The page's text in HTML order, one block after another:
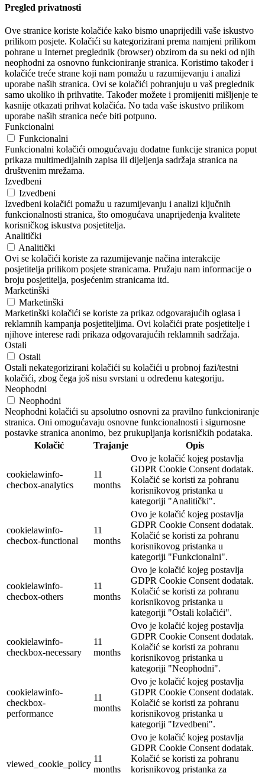
Pregled privatnosti
Ove stranice koriste kolačiće kako bismo unaprijedili vaše iskustvo
prilikom posjete. Kolačići su kategorizirani prema namjeni prilikom
pohrane u Internet preglednik (browser) obzirom da su neki od njih
neophodni za osnovno funkcioniranje stranica. Koristimo također i
kolačiće treće strane koji nam pomažu u razumijevanju i analizi
uporabe naših stranica. Ovi se kolačići pohranjuju u vaš preglednik
samo ukoliko ih prihvatite. Također možete i promijeniti mišljenje te
kasnije otkazati prihvat kolačića. No tada vaše iskustvo prilikom
uporabe naših stranica neće biti potpuno.
Funkcionalni
Funkcionalni
Funkcionalni kolačići omogućavaju dodatne funkcije stranica poput
prikaza multimedijalnih zapisa ili dijeljenja sadržaja stranica na
društvenim mrežama.
Izvedbeni
Izvedbeni
Izvedbeni kolačići pomažu u razumijevanju i analizi ključnih
funkcionalnosti stranica, što omogućava unaprijeđenja kvalitete
korisničkog iskustva posjetitelja.
Analitički
Analitički
Ovi se kolačići koriste za razumijevanje načina interakcije
posjetitelja prilikom posjete stranicama. Pružaju nam informacije o
broju posjetitelja, posjećenim stranicama itd.
Marketinški
Marketinški
Marketinški kolačići se koriste za prikaz odgovarajućih oglasa i
reklamnih kampanja posjetiteljima. Ovi kolačići prate posjetitelje i
njihove interese radi prikaza odgovarajućih reklamnih sadržaja.
Ostali
Ostali
Ostali nekategorizirani kolačići su kolačići u probnoj fazi/testni
kolačići, zbog čega još nisu svrstani u određenu kategoriju.
Neophodni
Neophodni
Neophodni kolačići su apsolutno osnovni za pravilno funkcioniranje
stranica. Oni omogućavaju osnovne funkcionalnosti i sigurnosne
postavke stranica anonimo, bez prukupljanja korisničkih podataka.
Kolačić
Trajanje Opis
cookielawinfo-
checbox-analytics
11
months
Ovo je kolačić kojeg postavlja
GDPR Cookie Consent dodatak.
Kolačić se koristi za pohranu
korisnikovog pristanka u
kategoriji "Analitički".
cookielawinfo-
checbox-functional
11
months
Ovo je kolačić kojeg postavlja
GDPR Cookie Consent dodatak.
Kolačić se koristi za pohranu
korisnikovog pristanka u
kategoriji "Funkcionalni".
cookielawinfo-
checbox-others
11
months
Ovo je kolačić kojeg postavlja
GDPR Cookie Consent dodatak.
Kolačić se koristi za pohranu
korisnikovog pristanka u
kategoriji "Ostali kolačići".
cookielawinfo-
checkbox-necessary
11
months
Ovo je kolačić kojeg postavlja
GDPR Cookie Consent dodatak.
Kolačić se koristi za pohranu
korisnikovog pristanka u
kategoriji "Neophodni".
cookielawinfo-
checkbox-
performance
11
months
Ovo je kolačić kojeg postavlja
GDPR Cookie Consent dodatak.
Kolačić se koristi za pohranu
korisnikovog pristanka u
kategoriji "Izvedbeni".
viewed_cookie_policy
11
months
Ovo je kolačić kojeg postavlja
GDPR Cookie Consent dodatak.
Kolačić se koristi za pohranu
korisnikovog pristanka za